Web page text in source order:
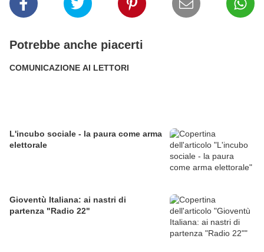
Potrebbe anche piacerti
COMUNICAZIONE AI LETTORI
L'incubo sociale - la paura come arma
elettorale
Gioventù Italiana: ai nastri di
partenza "Radio 22"